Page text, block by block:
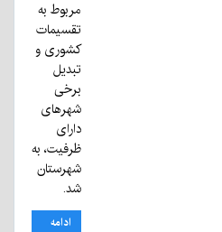
مربوط به
تقسیمات
کشوری و
تبدیل
برخی
شهرهای
دارای
ظرفیت، به
شهرستان
شد.
ادامه